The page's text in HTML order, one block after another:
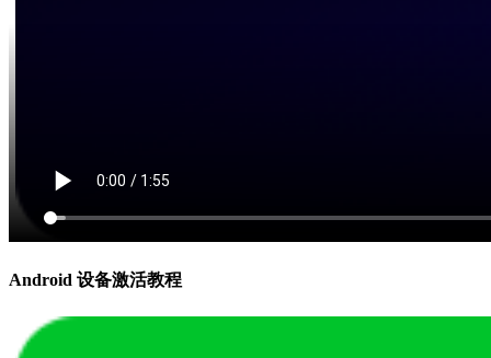
Android 设备激活教程